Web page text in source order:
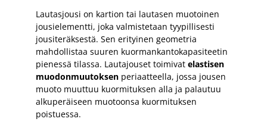
Lautasjousi on kartion tai lautasen muotoinen
jousielementti, joka valmistetaan tyypillisesti
jousiteräksestä. Sen erityinen geometria
mahdollistaa suuren kuormankantokapasiteetin
pienessä tilassa. Lautajouset toimivat elastisen
muodonmuutoksen periaatteella, jossa jousen
muoto muuttuu kuormituksen alla ja palautuu
alkuperäiseen muotoonsa kuormituksen
poistuessa.